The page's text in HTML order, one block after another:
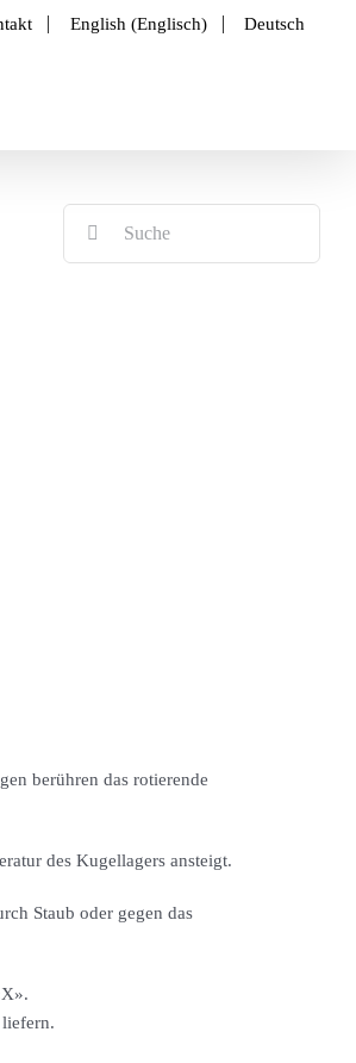
English (Englisch) Deutsch
nach:
berühren das rotierende
des Kugellagers ansteigt.
Staub oder gegen das